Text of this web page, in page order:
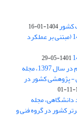
کشور1404-01-16
کسب رتبه الف مجلات علمی پژوهشی در ارزیابی 1402 (مبتنی بر عملکرد
1401-05-29
بر اساس ارزیابی انجام شده توسط فرهنگستان علوم در سال 1397، مجله
- پژوهشی کشور در
دانشگاهی، مجله
کشور در گروه فنی و